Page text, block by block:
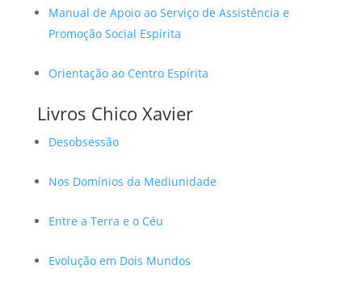
Manual de Apoio ao Serviço de Assistência e
Promoção Social Espírita
Orientação ao Centro Espírita
Livros Chico Xavier
Desobsessão
Nos Domínios da Mediunidade
Entre a Terra e o Céu
Evolução em Dois Mundos